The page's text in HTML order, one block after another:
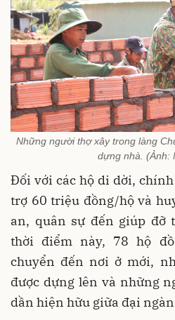
Những người thợ xây trong làng
dựng nhà. (Ảnh:
Đối với các hộ di dời,
trợ 60 triệu đồng/hộ và
an, quân sự đến giúp đỡ
thời điểm này, 78 hộ
chuyển đến nơi ở mới,
được dựng lên và những
dần hiện hữu giữa đại